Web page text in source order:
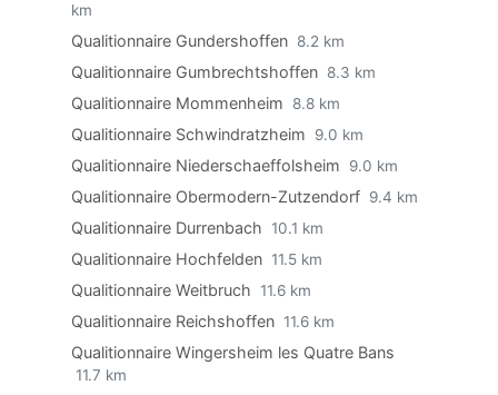
km
Qualitionnaire Gundershoffen 8.2 km
Qualitionnaire Gumbrechtshoffen 8.3 km
Qualitionnaire Mommenheim 8.8 km
Qualitionnaire Schwindratzheim 9.0 km
Qualitionnaire Niederschaeffolsheim 9.0 km
Qualitionnaire Obermodern-Zutzendorf 9.4 km
Qualitionnaire Durrenbach 10.1 km
Qualitionnaire Hochfelden 11.5 km
Qualitionnaire Weitbruch 11.6 km
Qualitionnaire Reichshoffen 11.6 km
Qualitionnaire Wingersheim les Quatre Bans
11.7 km